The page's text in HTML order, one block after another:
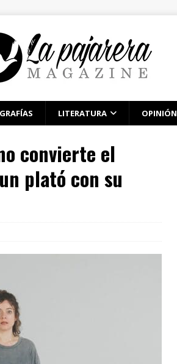
LITERATURA OPINIÓN
convierte el
plató con su